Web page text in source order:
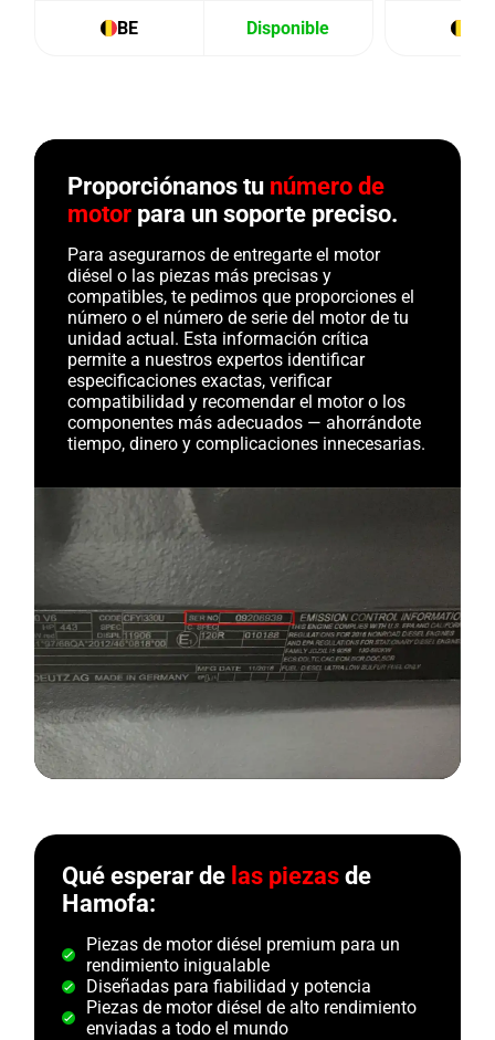
BE Disponible
Proporciónanos tu número de
motor para un soporte preciso.
Para asegurarnos de entregarte el motor
diésel o las piezas más precisas y
compatibles, te pedimos que proporciones el
número o el número de serie del motor de tu
unidad actual. Esta información crítica
permite a nuestros expertos identificar
especificaciones exactas, verificar
compatibilidad y recomendar el motor o los
componentes más adecuados — ahorrándote
tiempo, dinero y complicaciones innecesarias.
Qué esperar de las piezasde
Hamofa:
Piezas de motor diésel premium para un
rendimiento inigualable
Diseñadas para fiabilidad y potencia
Piezas de motor diésel de alto rendimiento
enviadas a todo el mundo